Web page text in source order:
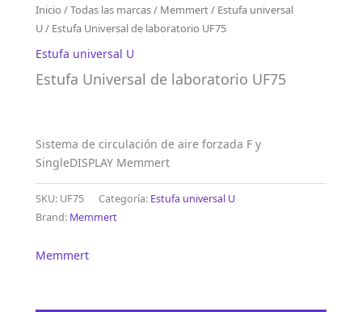
Inicio /Todas las marcas/ Memmert/ Estufa universal
U/ Estufa Universal de laboratorio UF75
Estufa universal U
Estufa Universal de laboratorio UF75
Sistema de circulación de aire forzada F y
SingleDISPLAY Memmert
SKU: UF75 Categoría: Estufa universal U
Brand: Memmert
Memmert